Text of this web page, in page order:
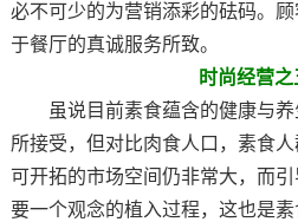
必不可少的为营销添彩的砝码。
于餐厅的真诚服务所致。
时尚经营
虽说目前素食蕴含的健康与
所接受，但对比肉食人口，素食
可开拓的市场空间仍非常大，而
要一个观念的植入过程，这也是